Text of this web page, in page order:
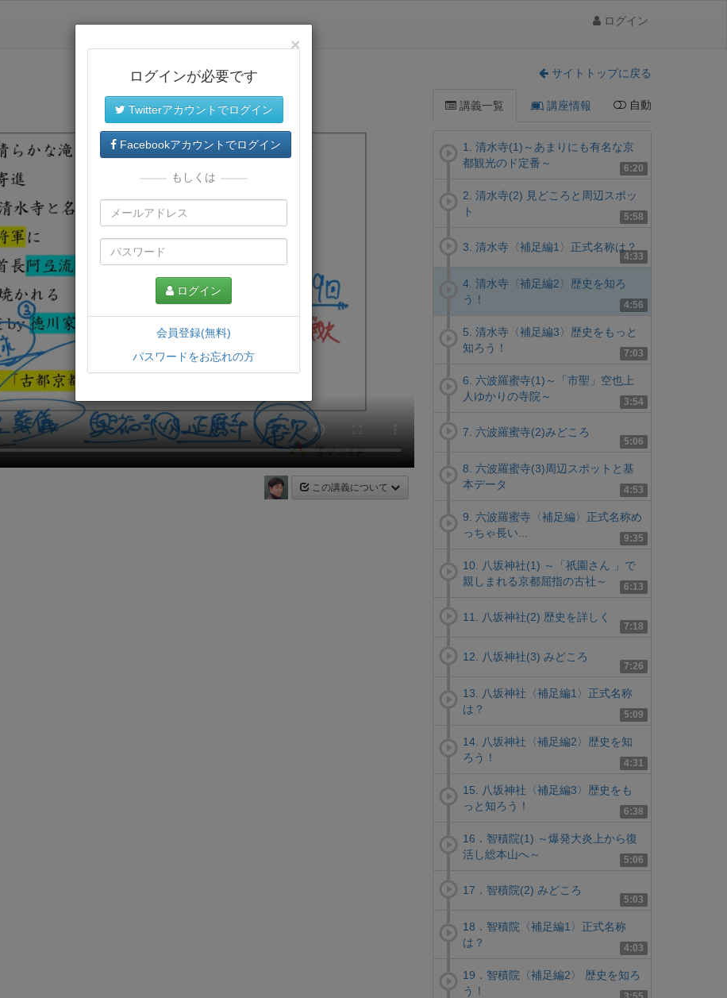
ログイン
サイトトップに戻る
この講義について
講義一覧 講座情報 自動
6:20
1. 清水寺(1)～あまりにも有名な京
都観光のド定番～
5:58
2. 清水寺(2) 見どころと周辺スポッ
ト
4:33
3. 清水寺〈補足編1〉正式名称は？
4:56
4. 清水寺〈補足編2〉歴史を知ろ
う！
7:03
5. 清水寺〈補足編3〉歴史をもっと
知ろう！
3:54
6. 六波羅蜜寺(1)～「市聖」空也上
人ゆかりの寺院～
5:06
7. 六波羅蜜寺(2)みどころ
4:53
8. 六波羅蜜寺(3)周辺スポットと基
本データ
9:35
9. 六波羅蜜寺〈補足編〉正式名称め
っちゃ長い...
6:13
10. 八坂神社(1) ～「祇園さん 」で
親しまれる京都屈指の古社～
7:18
11. 八坂神社(2) 歴史を詳しく
7:26
12. 八坂神社(3) みどころ
5:09
13. 八坂神社〈補足編1〉正式名称
は？
4:31
14. 八坂神社〈補足編2〉歴史を知
ろう！
6:38
15. 八坂神社〈補足編3〉歴史をも
っと知ろう！
5:06
16．智積院(1) ～爆発大炎上から復
活し総本山へ～
5:03
17．智積院(2) みどころ
4:03
18．智積院〈補足編1〉正式名称
は？
19．智積院〈補足編2〉 歴史を知ろ
う！
×
ログインが必要です
Twitterアカウントでログイン
Facebookアカウントでログイン
もしくは
ログイン
会員登録(無料)
パスワードをお忘れの方